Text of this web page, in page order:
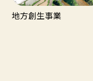
地方創生事業